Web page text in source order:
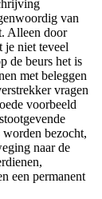
van
Alleen door
je niet teveel
de beurs het is
met beleggen
vragen
voorbeeld
bezocht,
naar de
een permanent